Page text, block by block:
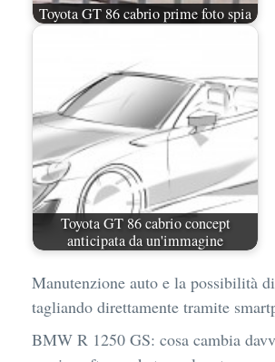
Toyota GT 86 cabrio prime foto spia
Toyota GT 86 cabrio concept
anticipata da un'immagine
Manutenzione auto e la possibilità
tagliando direttamente tramite
BMW R 1250 GS: cosa cambia